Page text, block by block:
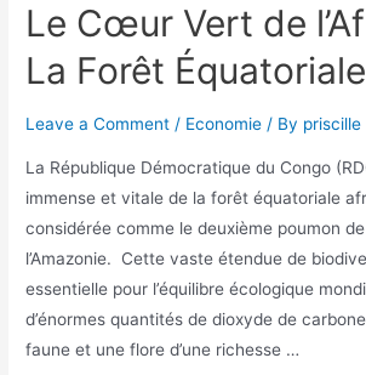
Le Cœur Vert de
La Forêt
Leave a Comment / Economie / By priscille
La République Démocratique du Congo
immense et vitale de la forêt équatoriale
considérée comme le deuxième poumon
l’Amazonie. Cette vaste étendue de
essentielle pour l’équilibre écologique
d’énormes quantités de dioxyde de
faune et une flore d’une richesse …